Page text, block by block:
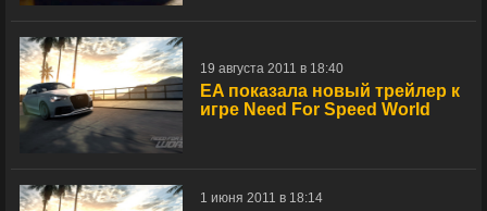
19 августа 2011 в 18:40
EA показала новый трейлер к
игре Need For Speed World
1 июня 2011 в 18:14